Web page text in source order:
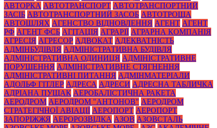
АВТОРКА АВТОТРАНСПОРТ АВТОТРАНСПОРТНИЙ
ЗАСІБ АВТОТРАНСПОРТНИЙ ЗАСОБ АВТОТРОЩА
АВТОШЛЯХ АГЕНСТВО ВІДНОВЛЕННЯ АГЕНТ АГЕНТ
РФ АГЕНТ ФСБ АГІТАЦІЯ АГРАРІЇ АГРАРНА КОМПАНІЯ
АГРЕСІЯ АГРЕСОР АДВОКАТ АДЕКВАТНІСТЬ
АДМІНБУДІВЛЯ АДМІНІСТРАТИВНА БУДІВЛЯ
АДМІНІСТРАТИВНА ОДИНИЦЯ АДМІНІСТРАТИВНЕ
ПОРУШЕННЯ АДМІНІСТРАТИВНЕ СТЯГНЕННЯ
АДМІНІСТРАТИВНІ ПИТАННЯ АДМІНМАТЕРІАЛИ
АДОЛЬФ ГІТЛЕР АДРЕСА АДРЕСИ АДРЕСНА ТАБЛИЧКА
АДРІАНА ПУЩАК АЕРОБАЛІСТИЧНА РАКЕТА
АЕРОДРОМ АЕРОДРОМ "АНТОНОВ" АЕРОДРОМ
СТРАТЕГІЧНОЇ АВІАЦІЇ АЕРОПОРТ АЕРОПОРТ
ЗАПОРІЖЖЯ АЕРОРОЗВІДКА АЗОВ АЗОВСТАЛЬ